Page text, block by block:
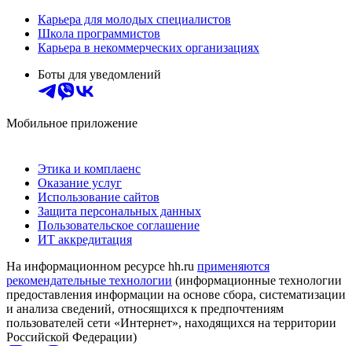
Карьера для молодых специалистов
Школа программистов
Карьера в некоммерческих организациях
Боты для уведомлений
Мобильное приложение
Этика и комплаенс
Оказание услуг
Использование сайтов
Защита персональных данных
Пользовательское соглашение
ИТ аккредитация
На информационном ресурсе hh.ru применяются
рекомендательные технологии (информационные технологии
предоставления информации на основе сбора, систематизации
и анализа сведений, относящихся к предпочтениям
пользователей сети «Интернет», находящихся на территории
Российской Федерации)